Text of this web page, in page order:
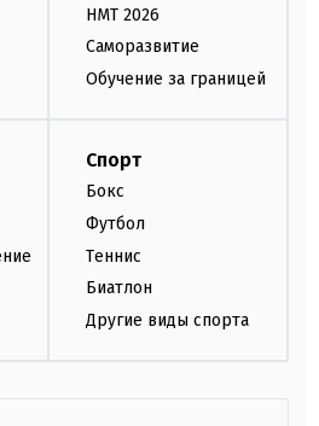
НМТ 2026
Саморазвитие
Обучение за границей
Спорт
Бокс
Футбол
Теннис
Биатлон
Другие виды спорта